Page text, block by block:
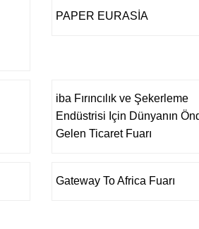
PAPER EURASİA
iba Fırıncılık ve Şekerleme
Endüstrisi Için Dünyanın
Gelen Ticaret Fuarı
Gateway To Africa Fuarı